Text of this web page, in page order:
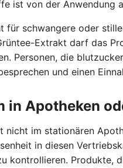
ist von der Anwendung
für schwangere oder
Extrakt darf das
Personen, die
und einen
in Apotheken
nicht im stationären
in diesen
kontrollieren.